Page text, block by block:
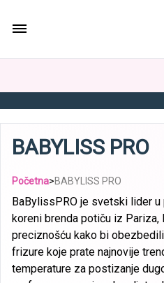
BABYLISS PRO
Početna>BABYLISS PRO
BaBylissPRO je svetski lider
koreni brenda potiču iz
preciznošću kako bi
frizure koje prate najnovije
temperature za postizanje